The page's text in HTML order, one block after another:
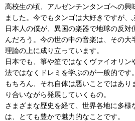
高校生の頃、アルゼンチンタンゴへの興
ました。今でもタンゴは大好きですが、
日本人の僕が、異国の楽器で地球の反対
んだろう。今の世の中の音楽は、その
理論の上に成り立っています。
日本でも、箏や笙ではなくヴァイオリン
法ではなくドレミを学ぶのが一般的です。
もちろん、それ自体は悪いことではあ
り合いながら発展していくもの。
さまざまな歴史を経て、世界各地に多様
は、とても豊かで魅力的なことです。